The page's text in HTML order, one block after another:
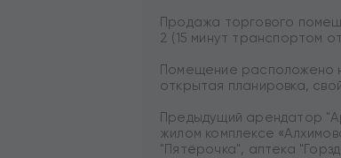
Продажа торгового
2 (15 минут транспортом
Помещение расположено
открытая планировка,
Предыдущий арендатор
жилом комплексе
"Пятёрочка", аптека